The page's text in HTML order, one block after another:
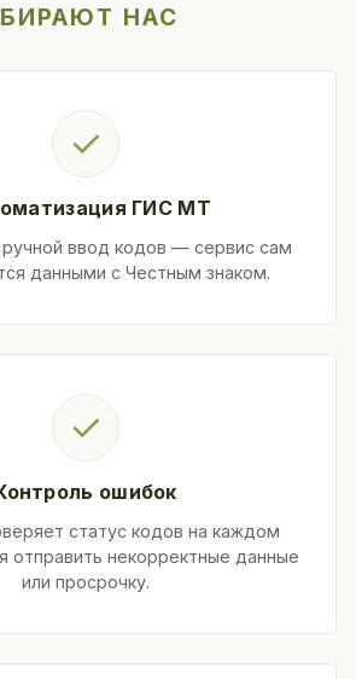
НАС
✓
ГИС МТ
ввод кодов — сервис сам
данными с Честным знаком.
✓
ошибок
статус кодов на каждом
отправить некорректные данные
или просрочку.